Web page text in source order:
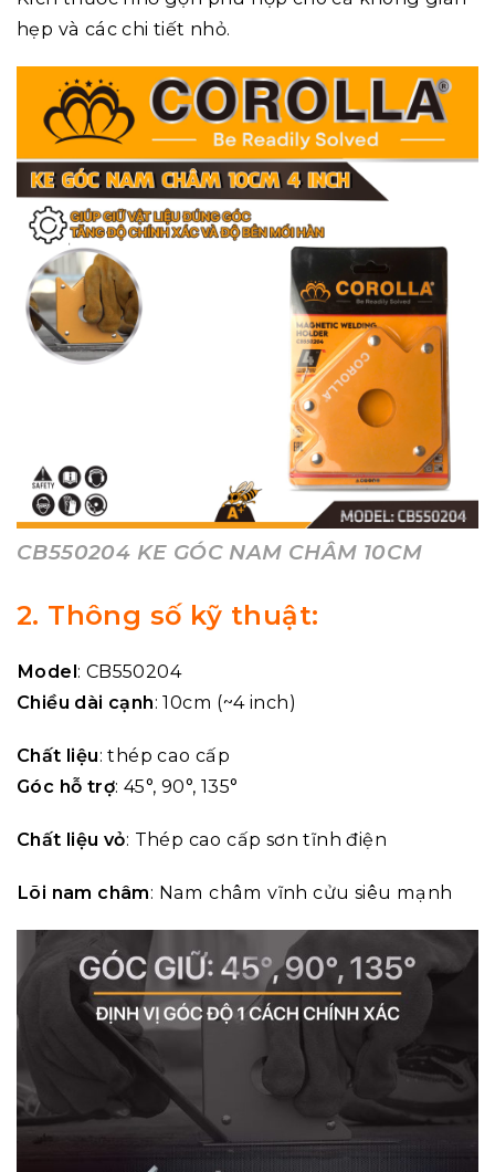
hẹp và các chi tiết nhỏ.
CB550204 KE GÓC NAM CHÂM 10CM
2. Thông số kỹ thuật:
Model: CB550204
Chiều dài cạnh: 10cm (~4 inch)
Chất liệu: thép cao cấp
Góc hỗ trợ: 45°, 90°, 135°
Chất liệu vỏ: Thép cao cấp sơn tĩnh điện
Lõi nam châm: Nam châm vĩnh cửu siêu mạnh